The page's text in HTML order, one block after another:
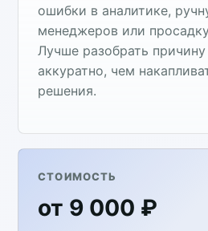
ошибки в аналитике,
менеджеров или
Лучше разобрать
аккуратно, чем
решения.
СТОИМОСТЬ
от 9 000 ₽